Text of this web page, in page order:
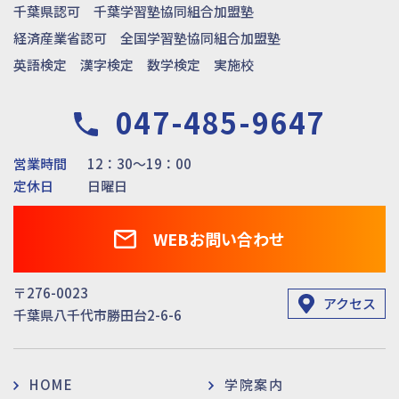
千葉県認可 千葉学習塾協同組合加盟塾
経済産業省認可 全国学習塾協同組合加盟塾
英語検定 漢字検定 数学検定 実施校
047-485-9647
営業時間
12：30～19：00
定休日
日曜日
WEBお問い合わせ
〒276-0023
千葉県八千代市勝田台2-6-6
アクセス
HOME 学院案内